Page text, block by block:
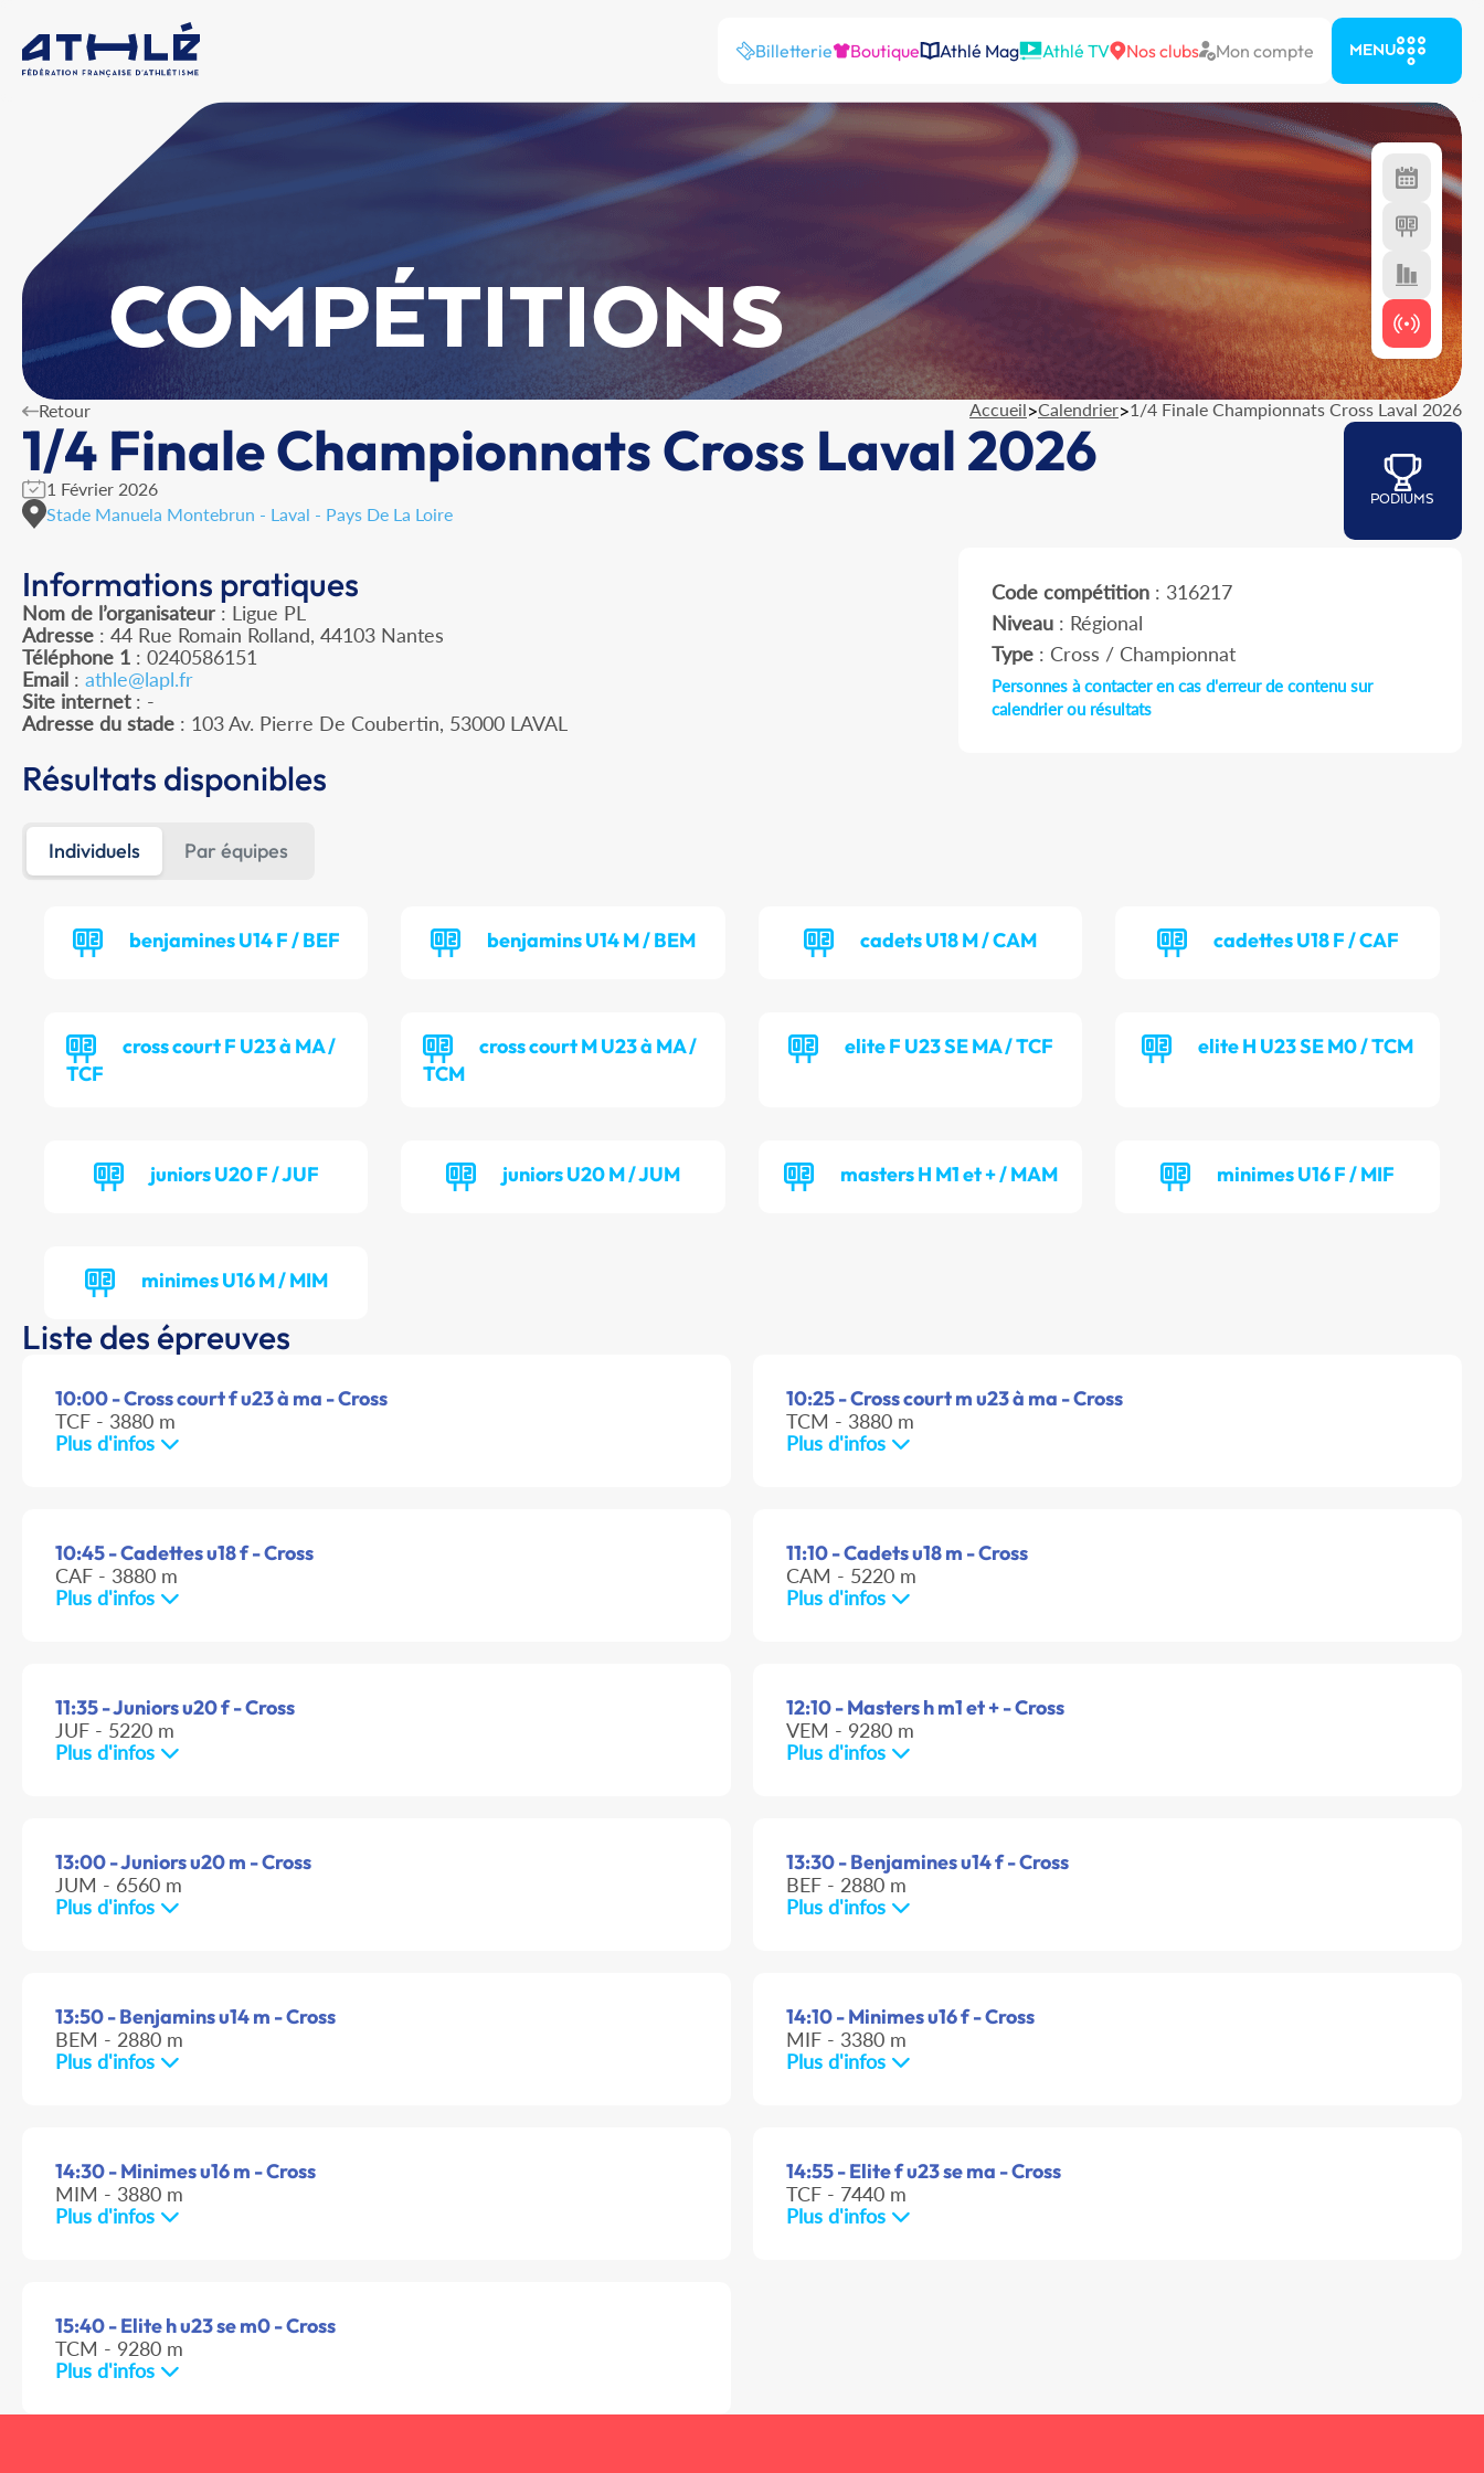
Billetterie Boutique Athlé Mag Athlé TV Nos clubs Mon compte MENU
COMPÉTITIONS
Retour Accueil>Calendrier>1/4 Finale Championnats Cross Laval 2026
1/4 Finale Championnats Cross Laval 2026
1 Février 2026
Stade Manuela Montebrun - Laval - Pays De La Loire
PODIUMS
Informations pratiques
Nom de l’organisateur : Ligue PL
Adresse : 44 Rue Romain Rolland, 44103 Nantes
Téléphone 1 : 0240586151
Email : athle@lapl.fr
Site internet: -
Adresse du stade : 103 Av. Pierre De Coubertin, 53000 LAVAL
Code compétition: 316217
Niveau: Régional
Type: Cross / Championnat
Personnes à contacter en cas d'erreur de contenu sur
calendrier ou résultats
Résultats disponibles
Individuels Par équipes
benjamines U14 F / BEF benjamins U14 M / BEM cadets U18 M / CAM cadettes U18 F / CAF
cross court F U23 à MA /
TCF
cross court M U23 à MA /
TCM
elite F U23 SE MA / TCF elite H U23 SE M0 / TCM
juniors U20 F / JUF juniors U20 M / JUM masters H M1 et + / MAM minimes U16 F / MIF
minimes U16 M / MIM
Liste des épreuves
10:00 - Cross court f u23 à ma - Cross
TCF - 3880 m
Plus d'infos
10:25 - Cross court m u23 à ma - Cross
TCM - 3880 m
Plus d'infos
10:45 - Cadettes u18 f - Cross
CAF - 3880 m
Plus d'infos
11:10 - Cadets u18 m - Cross
CAM - 5220 m
Plus d'infos
11:35 - Juniors u20 f - Cross
JUF - 5220 m
Plus d'infos
12:10 - Masters h m1 et + - Cross
VEM - 9280 m
Plus d'infos
13:00 - Juniors u20 m - Cross
JUM - 6560 m
Plus d'infos
13:30 - Benjamines u14 f - Cross
BEF - 2880 m
Plus d'infos
13:50 - Benjamins u14 m - Cross
BEM - 2880 m
Plus d'infos
14:10 - Minimes u16 f - Cross
MIF - 3380 m
Plus d'infos
14:30 - Minimes u16 m - Cross
MIM - 3880 m
Plus d'infos
14:55 - Elite f u23 se ma - Cross
TCF - 7440 m
Plus d'infos
15:40 - Elite h u23 se m0 - Cross
TCM - 9280 m
Plus d'infos